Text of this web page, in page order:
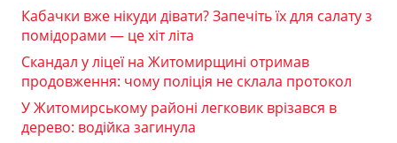
Кабачки вже нікуди дівати? Запечіть їх для салату з
помідорами — це хіт літа
Скандал у ліцеї на Житомирщині отримав
продовження: чому поліція не склала протокол
У Житомирському районі легковик врізався в
дерево: водійка загинула